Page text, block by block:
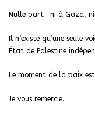
Nulle part : ni à Gaza, ni
Il n’existe qu’une seule
État de Palestine
Le moment de la paix
Je vous remercie.